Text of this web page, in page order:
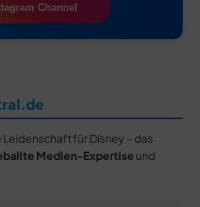
Channel
für Disney – das
Medien-Expertise und